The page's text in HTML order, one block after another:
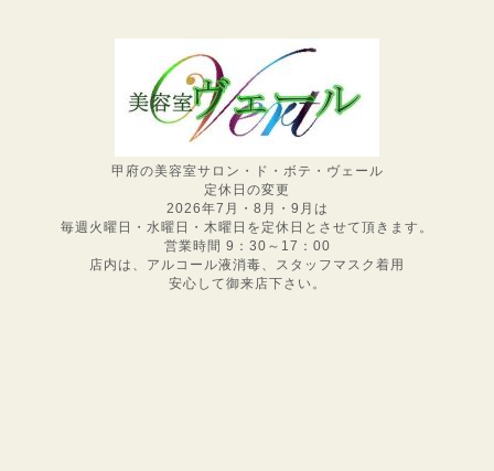
甲府の美容室サロン・ド・ボテ・ヴェール
定休日の変更
2026年7月・8月・9月は
毎週火曜日・水曜日・木曜日を定休日とさせて頂きます。
営業時間 9：30～17：00
店内は、アルコール液消毒、スタッフマスク着用
安心して御来店下さい。